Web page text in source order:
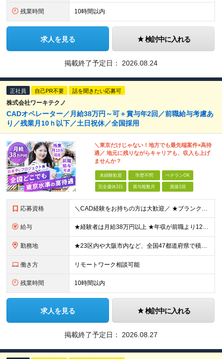
残業時間 10時間以内
求人を見る 検討中に入れる
掲載終了予定日： 2026.08.24
正社員 自己PR不要 話を聞きたい応募可
株式会社ワーキテクノ
CADオペレーター／月給38万円～可＋賞与年2回／前職給与考慮あ
り／残業月10ｈ以下／土日祝休／全国採用
＼東京だけじゃない！地方でも最先端案件×高待
遇／ 地元に残りながらキャリアも、収入も上げ
ませんか？
未経験歓迎 学歴不問 ベテランOK
完全週休2日 賞与複数月 面接1回
応募資格 ＼CAD経験をお持ちの方は大歓迎／ ★ブランクがある方・スキルアップしたい方もOK！ ■人物重視の採用 ■転職回数不問 ■学歴不問 ＼こんな方にピッタリです／ ◆今よりもっとスキルを磨きたい ◆機
給与 ★経験者は月給38万円以上 ★年収が前職より120万円アップした実績あり ★前職の給与を最大限に考慮します！ 【経験者】 ■月給38万円～80万円＋各種手当＋賞与年2回 【未経験者/首都圏】 ■月
勤務地 ★23区内や大阪市内など、全国47都道府県で積極採用中！ ★直行直帰OK◎ ★U・Iターン歓迎 ★会社都合の転勤なし！ ご家族の転勤などに合わせた勤務先の変更はOK◎ ★大阪・東京・名古屋・福岡への引
働き方 リモートワーク相談可能
残業時間 10時間以内
求人を見る 検討中に入れる
掲載終了予定日： 2026.08.27